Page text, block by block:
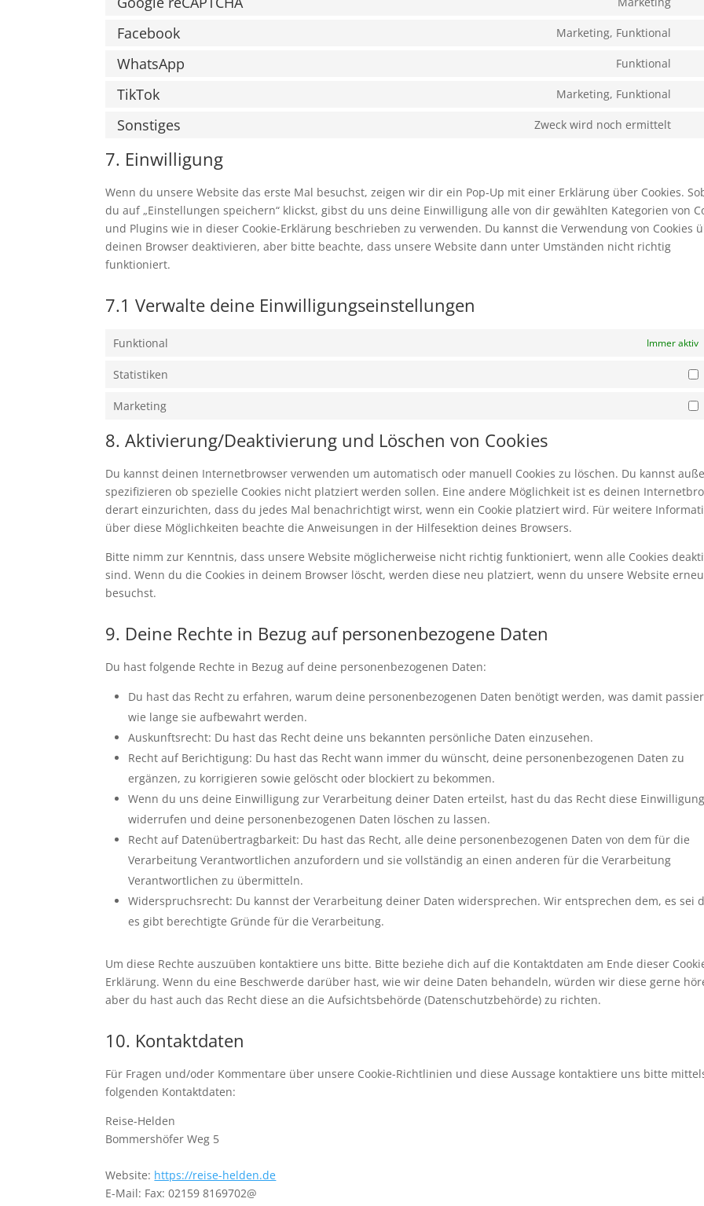
Facebook Marketing, Funktional
WhatsApp Funktional
TikTok Marketing, Funktional
Sonstiges Zweck wird noch ermittelt
7. Einwilligung
Wenn du unsere Website das erste Mal besuchst, zeigen wir dir ein Pop-Up mit einer Erklärung über Cookies.
du auf „Einstellungen speichern“ klickst, gibst du uns deine Einwilligung alle von dir gewählten Kategorien von
und Plugins wie in dieser Cookie-Erklärung beschrieben zu verwenden. Du kannst die Verwendung von Cookies
deinen Browser deaktivieren, aber bitte beachte, dass unsere Website dann unter Umständen nicht richtig
funktioniert.
7.1 Verwalte deine Einwilligungseinstellungen
Funktional Immer aktiv
Statistiken
Marketing
8. Aktivierung/Deaktivierung und Löschen von Cookies
Du kannst deinen Internetbrowser verwenden um automatisch oder manuell Cookies zu löschen. Du kannst
spezifizieren ob spezielle Cookies nicht platziert werden sollen. Eine andere Möglichkeit ist es deinen
derart einzurichten, dass du jedes Mal benachrichtigt wirst, wenn ein Cookie platziert wird. Für weitere
über diese Möglichkeiten beachte die Anweisungen in der Hilfesektion deines Browsers.
Bitte nimm zur Kenntnis, dass unsere Website möglicherweise nicht richtig funktioniert, wenn alle Cookies
sind. Wenn du die Cookies in deinem Browser löscht, werden diese neu platziert, wenn du unsere Website
besuchst.
9. Deine Rechte in Bezug auf personenbezogene Daten
Du hast folgende Rechte in Bezug auf deine personenbezogenen Daten:
Du hast das Recht zu erfahren, warum deine personenbezogenen Daten benötigt werden, was damit
wie lange sie aufbewahrt werden.
Auskunftsrecht: Du hast das Recht deine uns bekannten persönliche Daten einzusehen.
Recht auf Berichtigung: Du hast das Recht wann immer du wünscht, deine personenbezogenen Daten zu
ergänzen, zu korrigieren sowie gelöscht oder blockiert zu bekommen.
Wenn du uns deine Einwilligung zur Verarbeitung deiner Daten erteilst, hast du das Recht diese
widerrufen und deine personenbezogenen Daten löschen zu lassen.
Recht auf Datenübertragbarkeit: Du hast das Recht, alle deine personenbezogenen Daten von dem für die
Verarbeitung Verantwortlichen anzufordern und sie vollständig an einen anderen für die Verarbeitung
Verantwortlichen zu übermitteln.
Widerspruchsrecht: Du kannst der Verarbeitung deiner Daten widersprechen. Wir entsprechen dem, es sei
es gibt berechtigte Gründe für die Verarbeitung.
Um diese Rechte auszuüben kontaktiere uns bitte. Bitte beziehe dich auf die Kontaktdaten am Ende dieser
Erklärung. Wenn du eine Beschwerde darüber hast, wie wir deine Daten behandeln, würden wir diese gerne
aber du hast auch das Recht diese an die Aufsichtsbehörde (Datenschutzbehörde) zu richten.
10. Kontaktdaten
Für Fragen und/oder Kommentare über unsere Cookie-Richtlinien und diese Aussage kontaktiere uns bitte
folgenden Kontaktdaten:
Reise-Helden
Bommershöfer Weg 5
Website: https://reise-helden.de
E-Mail: Fax: 02159 8169702@